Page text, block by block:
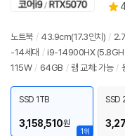
품
견
별
노트북 / 43.9cm(17.3인치) /
-14세대 / i9-14900HX
115W / 64GB / 램 교체: 가능 /
1위
SSD 1TB
3,158,510원
SSD